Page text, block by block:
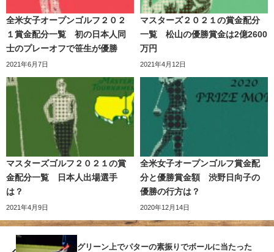
全米女子オープンゴルフ２０２
１賞金配分一覧 初の日本人同
士のプレーオフで笹生が優勝
2021年6月7日
マスターズ２０２１の賞金配分
一覧 松山の優勝賞金は2億2600
万円
2021年4月12日
マスターズゴルフ２０２１の賞
金配分一覧 日本人出場選手
は？
2021年4月9日
全米女子オープンゴルフ賞金配
分と優勝賞金額 渋野日向子の
優勝の行方は？
2020年12月14日
グリーン上でパターの素振りでボールに当たった